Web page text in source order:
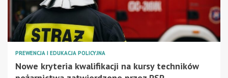
PREWENCJA I EDUKACJA POLICYJNA
Nowe kryteria kwalifikacji na kursy techników